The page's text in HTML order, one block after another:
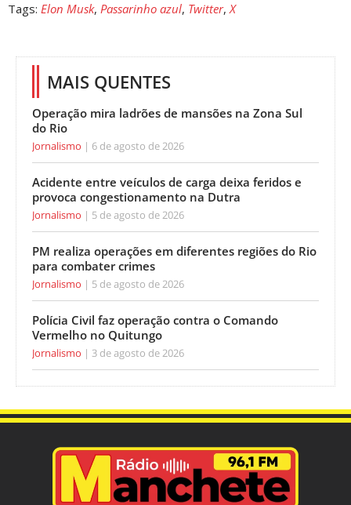
Tags: Elon Musk, Passarinho azul, Twitter,X
MAIS QUENTES
Operação mira ladrões de mansões na Zona Sul
do Rio
Jornalismo 6 de agosto de 2026
Acidente entre veículos de carga deixa feridos e
provoca congestionamento na Dutra
Jornalismo 5 de agosto de 2026
PM realiza operações em diferentes regiões do Rio
para combater crimes
Jornalismo 5 de agosto de 2026
Polícia Civil faz operação contra o Comando
Vermelho no Quitungo
Jornalismo 3 de agosto de 2026